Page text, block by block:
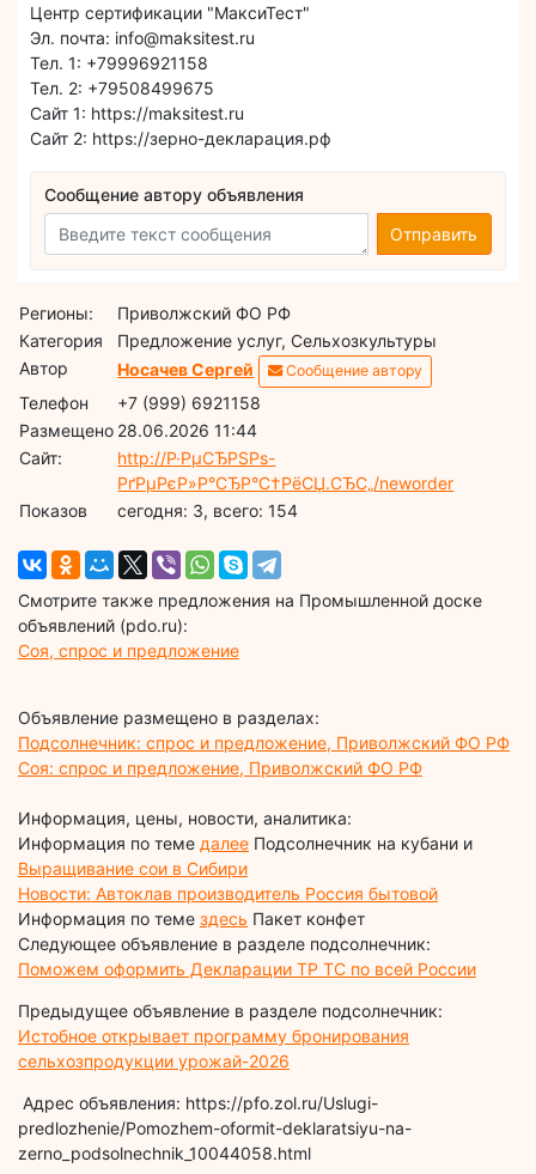
Центр сертификации "МаксиТест"
Эл. почта: info@maksitest.ru
Тел. 1: +79996921158
Тел. 2: +79508499675
Сайт 1: https://maksitest.ru
Сайт 2: https://зерно-декларация.рф
Сообщение автору объявления
Отправить
Регионы:
Приволжский ФО РФ
Категория
Предложение услуг, Сельхозкультуры
Автор
Носачев Сергей Сообщение автору
Телефон
+7 (999) 6921158
Размещено 28.06.2026 11:44
Сайт:
http://Р·РµСЂРЅРѕ-
РґРµРєР»Р°СЂР°С†РёСЏ.СЂС„/neworder
Показов
cегодня: 3, всего: 154
Смотрите также предложения на Промышленной доске
объявлений (pdo.ru):
Соя, спрос и предложение
Объявление размещено в разделах:
Подсолнечник: спрос и предложение, Приволжский ФО РФ
Соя: спрос и предложение, Приволжский ФО РФ
Информация, цены, новости, аналитика:
Информация по теме далее Подсолнечник на кубани и
Выращивание сои в Сибири
Новости: Автоклав производитель Россия бытовой
Информация по теме здесь Пакет конфет
Следующее объявление в разделе подсолнечник:
Поможем оформить Декларации ТР ТС по всей России
Предыдущее объявление в разделе подсолнечник:
Истобное открывает программу бронирования
сельхозпродукции урожай-2026
Адрес объявления: https://pfo.zol.ru/Uslugi-
predlozhenie/Pomozhem-oformit-deklaratsiyu-na-
zerno_podsolnechnik_10044058.html